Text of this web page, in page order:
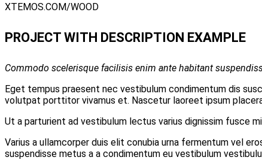
XTEMOS.COM/WOOD
PROJECT WITH DESCRIPTION EXAMPLE
Commodo scelerisque facilisis enim ante habitant
Eget tempus praesent nec vestibulum condimentum dis
volutpat porttitor vivamus et. Nascetur laoreet ipsum
Ut a parturient ad vestibulum lectus varius dignissim fusce
Varius a ullamcorper duis elit conubia urna fermentum vel
suspendisse metus a a condimentum eu vestibulum